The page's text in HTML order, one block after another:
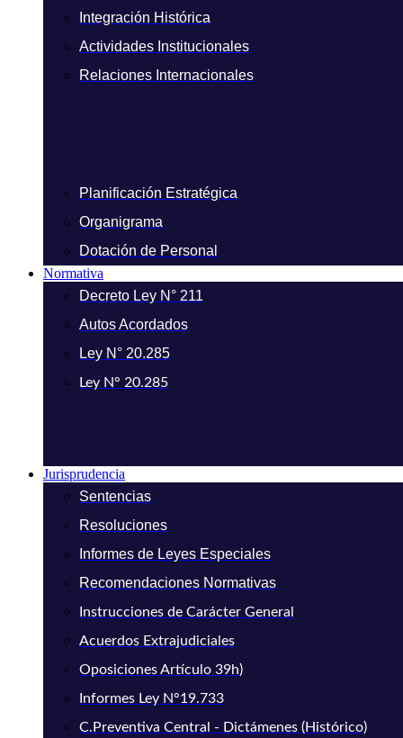
Integración Histórica
Actividades Institucionales
Relaciones Internacionales
Planificación Estratégica
Organigrama
Dotación de Personal
Normativa
Decreto Ley N° 211
Autos Acordados
Ley N° 20.285
Ley N° 20.285
Jurisprudencia
Sentencias
Resoluciones
Informes de Leyes Especiales
Recomendaciones Normativas
Instrucciones de Carácter General
Acuerdos Extrajudiciales
Oposiciones Artículo 39h)
Informes Ley N°19.733
C.Preventiva Central - Dictámenes (Histórico)